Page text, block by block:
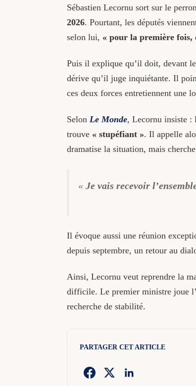
Sébastien Lecornu sort sur le
2026. Pourtant, les députés
selon lui, « pour la première fois,
Puis il explique qu’il doit, devant
dérive qu’il juge inquiétante. Il
ces deux forces entretiennent une
Selon Le Monde, Lecornu insiste :
trouve « stupéfiant ». Il appelle
dramatise la situation, mais
« Je vais recevoir
Il évoque aussi une réunion
depuis septembre, un retour au
Ainsi, Lecornu veut reprendre la
difficile. Le premier ministre joue
recherche de stabilité.
PARTAGER CET ARTICLE